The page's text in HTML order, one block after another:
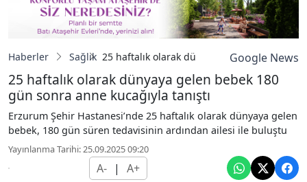
Haberler Sağlık 25 haftalık olarak dünyaya gelen bebek 180
Google News
25 haftalık olarak dünyaya gelen bebek 180
gün sonra anne kucağıyla tanıştı
Erzurum Şehir Hastanesi’nde 25 haftalık olarak dünyaya gelen
bebek, 180 gün süren tedavisinin ardından ailesi ile buluştu
Yayınlanma Tarihi: 25.09.2025 09:20
A- | A+